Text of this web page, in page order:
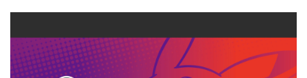
教學評測
EduTech
IT Times